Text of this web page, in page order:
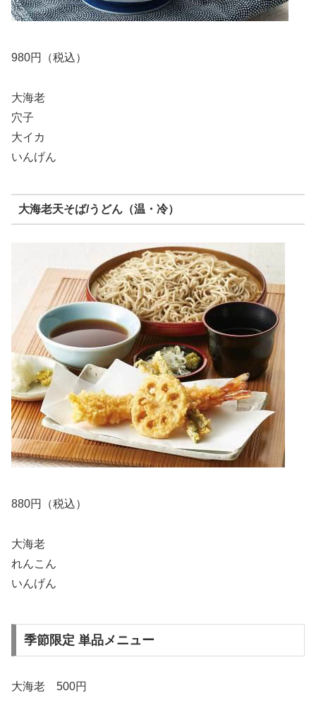
980円（税込）
大海老
穴子
大イカ
いんげん
大海老天そば/うどん（温・冷）
880円（税込）
大海老
れんこん
いんげん
季節限定 単品メニュー
大海老 500円